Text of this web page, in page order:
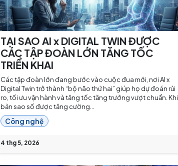
TẠI SAO AI x DIGITAL TWIN ĐƯỢC
CÁC TẬP ĐOÀN LỚN TĂNG TỐC
TRIỂN KHAI
Các tập đoàn lớn đang bước vào cuộc đua mới, nơi AI x
Digital Twin trở thành “bộ não thứ hai” giúp họ dự đoán rủi
ro, tối ưu vận hành và tăng tốc tăng trưởng vượt chuẩn. Khi
bản sao số được tăng cường...
Công nghệ
4 thg 5, 2026